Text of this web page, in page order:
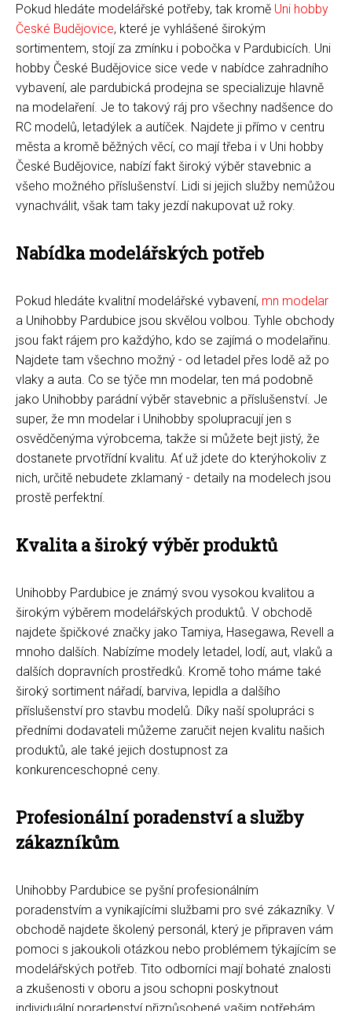
Pokud hledáte modelářské potřeby, tak kromě Uni hobby
České Budějovice, které je vyhlášené širokým
sortimentem, stojí za zmínku i pobočka v Pardubicích. Uni
hobby České Budějovice sice vede v nabídce zahradního
vybavení, ale pardubická prodejna se specializuje hlavně
na modelaření. Je to takový ráj pro všechny nadšence do
RC modelů, letadýlek a autíček. Najdete ji přímo v centru
města a kromě běžných věcí, co mají třeba i v Uni hobby
České Budějovice, nabízí fakt široký výběr stavebnic a
všeho možného příslušenství. Lidi si jejich služby nemůžou
vynachválit, však tam taky jezdí nakupovat už roky.
Nabídka modelářských potřeb
Pokud hledáte kvalitní modelářské vybavení, mn modelar
a Unihobby Pardubice jsou skvělou volbou. Tyhle obchody
jsou fakt rájem pro každýho, kdo se zajímá o modelařinu.
Najdete tam všechno možný - od letadel přes lodě až po
vlaky a auta. Co se týče mn modelar, ten má podobně
jako Unihobby parádní výběr stavebnic a příslušenství. Je
super, že mn modelar i Unihobby spolupracují jen s
osvědčenýma výrobcema, takže si můžete bejt jistý, že
dostanete prvotřídní kvalitu. Ať už jdete do kterýhokoliv z
nich, určitě nebudete zklamaný - detaily na modelech jsou
prostě perfektní.
Kvalita a široký výběr produktů
Unihobby Pardubice je známý svou vysokou kvalitou a
širokým výběrem modelářských produktů. V obchodě
najdete špičkové značky jako Tamiya, Hasegawa, Revell a
mnoho dalších. Nabízíme modely letadel, lodí, aut, vlaků a
dalších dopravních prostředků. Kromě toho máme také
široký sortiment nářadí, barviva, lepidla a dalšího
příslušenství pro stavbu modelů. Díky naší spolupráci s
předními dodavateli můžeme zaručit nejen kvalitu našich
produktů, ale také jejich dostupnost za
konkurenceschopné ceny.
Profesionální poradenství a služby
zákazníkům
Unihobby Pardubice se pyšní profesionálním
poradenstvím a vynikajícími službami pro své zákazníky. V
obchodě najdete školený personál, který je připraven vám
pomoci s jakoukoli otázkou nebo problémem týkajícím se
modelářských potřeb. Tito odborníci mají bohaté znalosti
a zkušenosti v oboru a jsou schopni poskytnout